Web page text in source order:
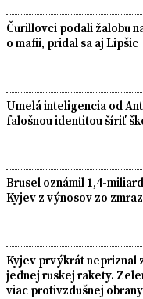
Čurillovci podali žalobu
o mafii, pridal sa aj Lipšic
Umelá inteligencia od
falošnou identitou šíriť
Brusel oznámil 1,4-
Kyjev z výnosov zo
Kyjev prvýkrát nepriznal
jednej ruskej rakety.
viac protivzdušnej obrany